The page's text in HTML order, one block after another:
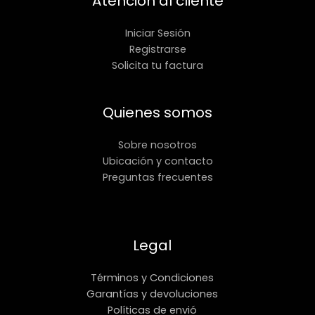
Iniciar Sesión
Registrarse
Solicita tu factura
Quienes somos
Sobre nosotros
Ubicación y contacto
Preguntas frecuentes
Legal
Términos y Condiciones
Garantías y devoluciones
Políticas de envió